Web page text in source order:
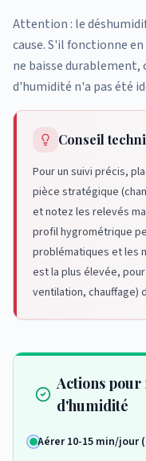
Attention : le
cause. S'il fonctionne
ne baisse durablement,
d'humidité n'a pas été
Conseil
Pour un suivi précis,
pièce stratégique
et notez les relevés
profil hygrométrique
problématiques et les
est la plus élevée,
ventilation, chauffage)
Actions
d'humidité
Aérer 10-15 min/jour